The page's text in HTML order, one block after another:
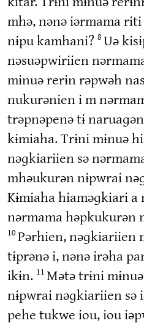
mhə, nənə iərmama
nɨpu kamhani? 8 Uə
nəsuəpwiriien
mɨnuə rerɨn rəpwəh
nukurənien i m
trəpnəpenə tɨ
kɨmiaha. Trɨni mɨnuə
nəɡkiariien sə
mhəukurən nɨpwrai
Kɨmiaha hiaməɡkiari a
nərmama həpkukurən
10 Pərhien, nəɡkiariien
tɨprənə i, nənə irəha
ikɨn. 11 Mətə trɨni
nɨpwrai nəɡkiariien
pehe tukwe iou, iou